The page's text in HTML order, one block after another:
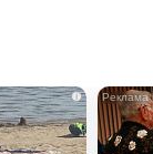
i